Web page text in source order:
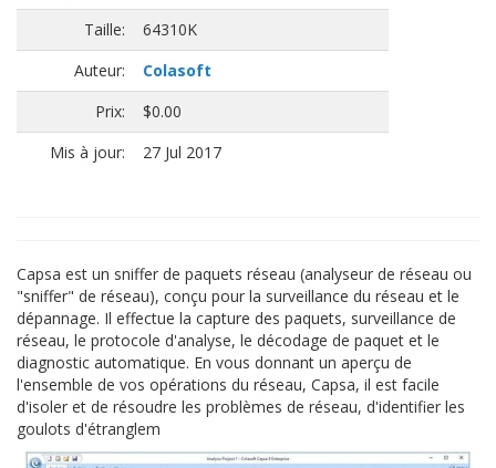
Taille:
64310K
Auteur:
Colasoft
Prix:
$0.00
Mis à jour:
27 Jul 2017
Capsa est un sniffer de paquets réseau (analyseur de réseau ou
"sniffer" de réseau), conçu pour la surveillance du réseau et le
dépannage. Il effectue la capture des paquets, surveillance de
réseau, le protocole d'analyse, le décodage de paquet et le
diagnostic automatique. En vous donnant un aperçu de
l'ensemble de vos opérations du réseau, Capsa, il est facile
d'isoler et de résoudre les problèmes de réseau, d'identifier les
goulots d'étranglem